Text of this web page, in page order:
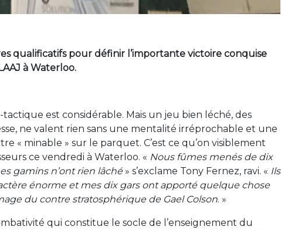
qualificatifs pour définir l’importante victoire conquise
à Waterloo.
tactique est considérable. Mais un jeu bien léché, des
ne valent rien sans une mentalité irréprochable et une
« minable » sur le parquet. C’est ce qu’on visiblement
ce vendredi à Waterloo. « Nous fûmes menés de dix
gamins n’ont rien lâché» s’exclame Tony Fernez, ravi. « Ils
énorme et mes dix gars ont apporté quelque chose
du contre stratosphérique de Gael Colson. »
qui constitue le socle de l’enseignement du